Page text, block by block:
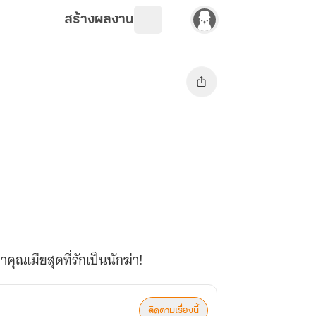
สร้างผลงาน
คุณเมียสุดที่รักเป็นนักฆ่า!
ติดตามเรื่องนี้